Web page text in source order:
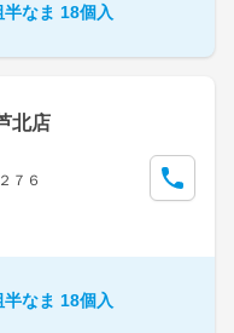
なま 18個入
北店
７６
なま 18個入